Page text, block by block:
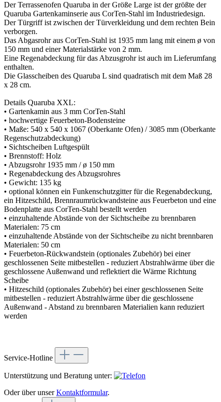
Der Terrassenofen Quaruba in der Größe Large ist der größte der
Quaruba Gartenkaminserie aus CorTen-Stahl im Industriedesign.
Der Türgriff ist zwischen der Türverkleidung und dem rechten Bein
verborgen.
Das Abgasrohr aus CorTen-Stahl ist 1935 mm lang mit einem ø von
150 mm und einer Materialstärke von 2 mm.
Eine Regenabdeckung für das Abzusgrohr ist auch im Lieferumfang
enthalten.
Die Glasscheiben des Quaruba L sind quadratisch mit dem Maß 28
x 28 cm.
Details Quaruba XXL:
• Gartenkamin aus 3 mm CorTen-Stahl
• hochwertige Feuerbeton-Bodensteine
• Maße: 540 x 540 x 1067 (Oberkante Ofen) / 3085 mm (Oberkante
Regenschutzabdeckung)
• Sichtscheiben Luftgespült
• Brennstoff: Holz
• Abzugsrohr 1935 mm / ø 150 mm
• Regenabdeckung des Abzugsrohres
• Gewicht: 135 kg
• optional können ein Funkenschutzgitter für die Regenabdeckung,
ein Hitzeschild, Brennraumrückwandsteine aus Feuerbeton und eine
Bodenplatte aus CorTen-Stahl bestellt werden
• einzuhaltende Abstände von der Sichtscheibe zu brennbaren
Materialen: 75 cm
• einzuhaltende Abstände von der Sichtscheibe zu nicht brennbaren
Materialen: 50 cm
• Feuerbeton-Rückwandstein (optionales Zubehör) bei einer
geschlossenen Seite mitbestellen - reduziert Abstrahlwärme über die
geschlossene Außenwand und reflektiert die Wärme Richtung
Scheibe
• Hitzeschild (optionales Zubehör) bei einer geschlossenen Seite
mitbestellen - reduziert Abstrahlwärme über die geschlossene
Außenwand - Abstand zu brennbaren Materialien kann reduziert
werden
Service-Hotline
Unterstützung und Beratung unter:
Oder über unserKontaktformular.